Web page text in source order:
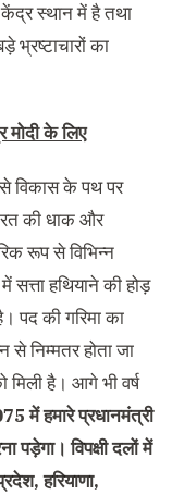
केंद्र स्थान में है तथा
भ्रष्टाचारों का
मोदी के लिए
विकास के पथ पर
की धाक और
रूप से विभिन्न
सत्ता हथियाने की होड़
पद की गरिमा का
से निम्मतर होता जा
है। आगे भी वर्ष
में हमारे प्रधानमंत्री
पड़ेगा। विपक्षी दलों में
हरियाणा,